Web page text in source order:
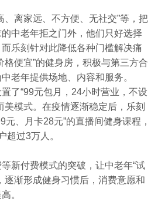
、离家远、不方便、无社交”等，把
中老年拒之门外，他们只好选择
乐刻针对此降低各种门槛解决痛
格便宜”的健身房，积极与第三方合
老年提供场地、内容和服务。
了“99元包月，24小时营业，不设
美模式。在疫情逐渐稳定后，乐刻
元、月卡28元”的直播间健身课程，
超过3万人。
新付费模式的突破，让中老年“试
逐渐形成健身习惯后，消费意愿和
。